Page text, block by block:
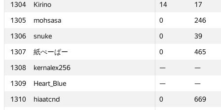
1304
Kirino 14
17
1305
mohsasa 0
246
1306
snuke 0
39
1307
紙ぺーぱー 0
465
1308
kernalex256 —
—
1309
Heart_Blue —
—
1310
hiaatcnd 0
669
1304
Kirino 14
17
1305
mohsasa 0
246
1306
snuke 0
39
1307
紙ぺーぱー 0
465
1308
kernalex256 —
—
1309
Heart_Blue —
—
1310
hiaatcnd 0
669